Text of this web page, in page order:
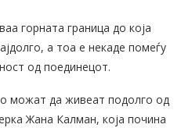
горната граница до која
а тоа е некаде помеѓу
од поединецот.
можат да живеат подолго од
Жана Калман, која почина